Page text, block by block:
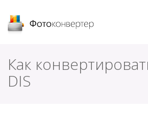
Как
DIS